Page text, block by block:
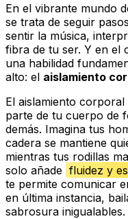
En el vibrante mundo
se trata de seguir
sentir la música,
fibra de tu ser. Y en el
una habilidad
alto: el aislamiento
El aislamiento
parte de tu cuerpo de
demás. Imagina tus
cadera se mantiene
mientras tus rodillas
solo añade fluidez y
te permite comunicar
en última instancia,
sabrosura inigualables.